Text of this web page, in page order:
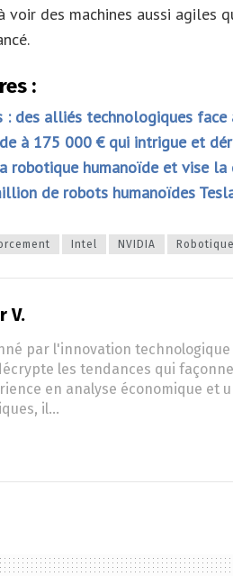
voir des machines aussi agiles
:
: des alliés technologiques
à 175 000 € qui intrigue et
robotique humanoïde et vise
de robots humanoïdes
Intel NVIDIA Robotique
V.
par l'innovation
les tendances qui
en analyse économique et
il…